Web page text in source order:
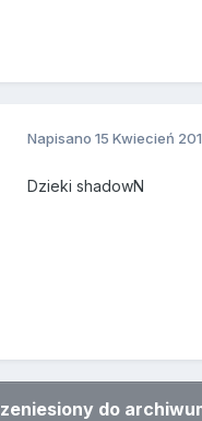
Napisano 15 Kwiecień
Dzieki shadowN
do